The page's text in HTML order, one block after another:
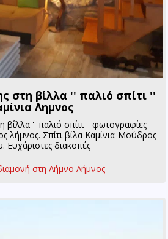
στη βίλλα '' παλιό σπίτι ''
Λημνος
βίλλα '' παλιό σπίτι '' φωτογραφίες
λήμνος. Σπίτι βίλα Καμίνια-Μούδρος
Ευχάριστες διακοπές
στη Λήμνο Λήμνος